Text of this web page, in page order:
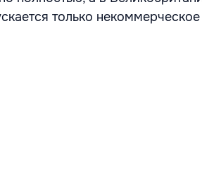
только